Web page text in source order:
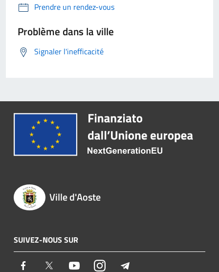
Prendre un rendez-vous
Problème dans la ville
Signaler l'inefficacité
Ville d'Aoste
SUIVEZ-NOUS SUR
Facebook Twitter YoutubeInstagram